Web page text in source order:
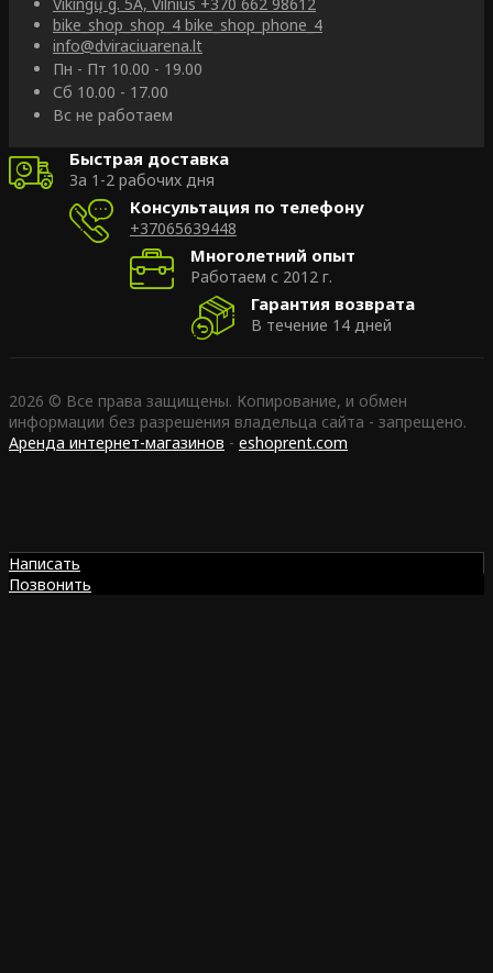
bike_shop_shop_4 bike_shop_phone_4
info@dviraciuarena.lt
Пн - Пт 10.00 - 19.00
Сб 10.00 - 17.00
Вс не работаем
Быстрая доставка
За 1-2 рабочих дня
Консультация по телефону
+37065639448
Многолетний опыт
Работаем с 2012 г.
Гарантия возврата
В течение 14 дней
2026 © Все права защищены. Копирование, и обмен
информации без разрешения владельца сайта - запрещено.
Аренда интернет-магазинов - eshoprent.com
Написать
Позвонить